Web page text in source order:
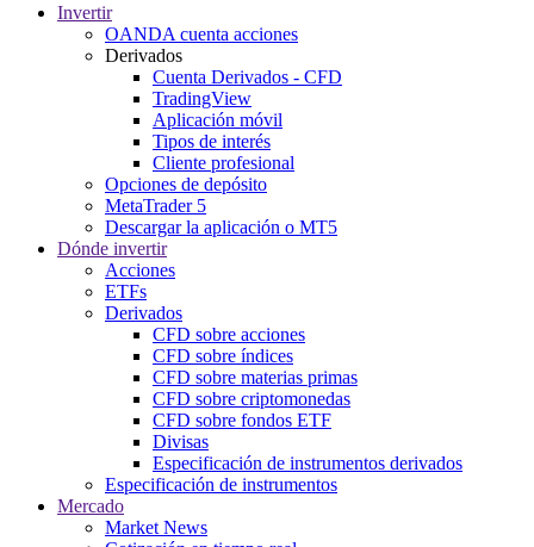
Invertir
OANDA cuenta acciones
Derivados
Cuenta Derivados - CFD
TradingView
Aplicación móvil
Tipos de interés
Cliente profesional
Opciones de depósito
MetaTrader 5
Descargar la aplicación o MT5
Dónde invertir
Acciones
ETFs
Derivados
CFD sobre acciones
CFD sobre índices
CFD sobre materias primas
CFD sobre criptomonedas
CFD sobre fondos ETF
Divisas
Especificación de instrumentos derivados
Especificación de instrumentos
Mercado
Market News